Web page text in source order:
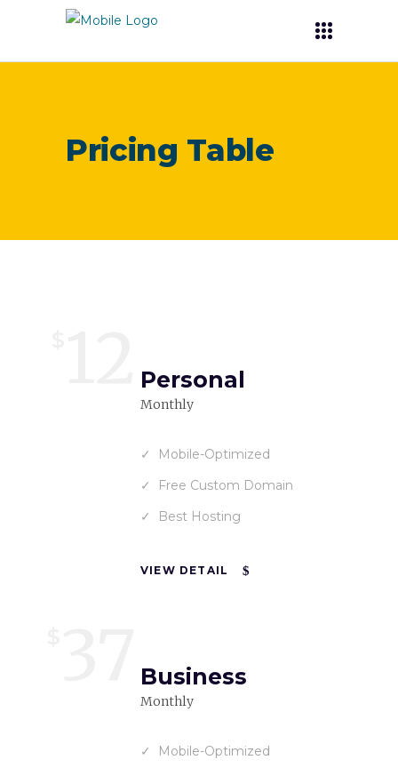
Pricing Table
Personal
Monthly
Mobile-Optimized
Free Custom Domain
Best Hosting
VIEW DETAIL
Business
Monthly
Mobile-Optimized